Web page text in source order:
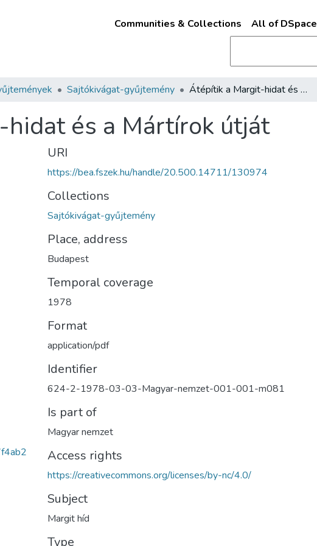
Communities & Collections All of DSpace
Sajtókivágat-gyűjtemény Átépítik a Margit-hidat és a Mártírok útját
és a Mártírok útját
URI
https://bea.fszek.hu/handle/20.500.14711/130974
Collections
Sajtókivágat-gyűjtemény
Place, address
Budapest
Temporal coverage
1978
Format
application/pdf
Identifier
624-2-1978-03-03-Magyar-nemzet-001-001-m081
Is part of
Magyar nemzet
Access rights
https://creativecommons.org/licenses/by-nc/4.0/
Subject
Margit híd
Type